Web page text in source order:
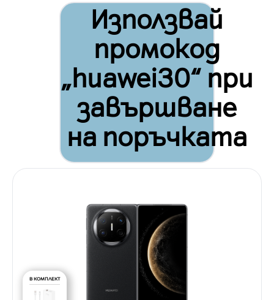
Използвай
промокод
„huawei30“ при
завършване
на поръчката
В КОМПЛЕКТ